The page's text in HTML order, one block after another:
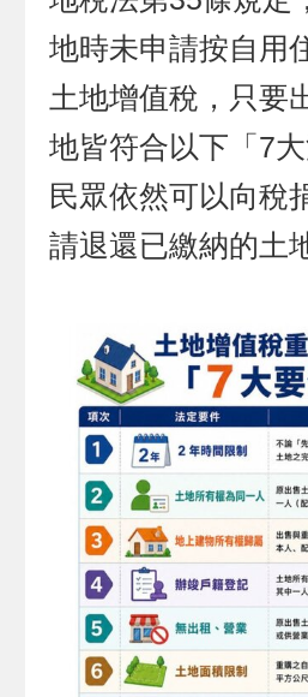
地時未申請按自用
土地增值稅，只要
地皆符合以下「7大
民眾依然可以向稅
請退還已繳納的土